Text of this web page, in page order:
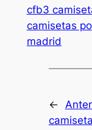
cfb3
camisetas
madrid
←